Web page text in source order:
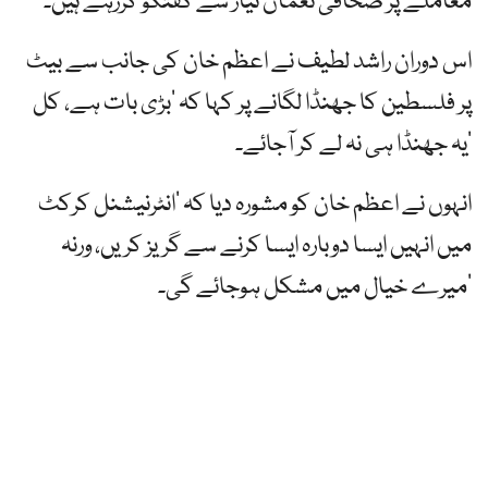
اس دوران راشد لطیف نے اعظم خان کی جانب سے بیٹ
پر فلسطین کا جھنڈا لگانے پر کہا کہ ’بڑی بات ہے، کل
یہ جھنڈا ہی نہ لے کر آجائے۔‘
انہوں نے اعظم خان کو مشورہ دیا کہ ’انٹرنیشنل کرکٹ
میں انہیں ایسا دوبارہ ایسا کرنے سے گریز کریں، ورنہ
میرے خیال میں مشکل ہوجائے گی۔‘